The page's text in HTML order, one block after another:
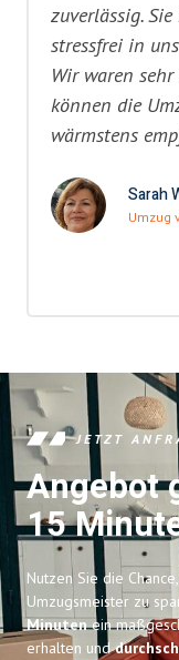
zuverlässig.
stressfrei in
Wir waren
können die
wärmstens
Sarah
Umzug
JETZT
Angebot
15
Nutzen Sie die
Umzugsmeister zu
Minutenein
erhalten und